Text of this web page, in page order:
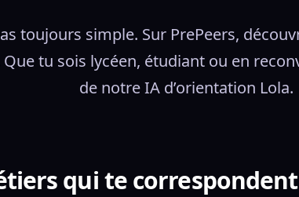
toujours simple. Sur PrePeers,
tu sois lycéen, étudiant ou en
de notre IA d’orientation Lola.
qui te